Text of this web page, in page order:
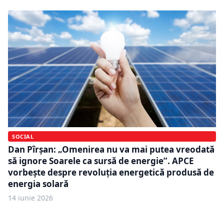
SOCIAL
Dan Pîrșan: „Omenirea nu va mai putea vreodată
să ignore Soarele ca sursă de energie”. APCE
vorbește despre revoluția energetică produsă de
energia solară
14 iunie 2026